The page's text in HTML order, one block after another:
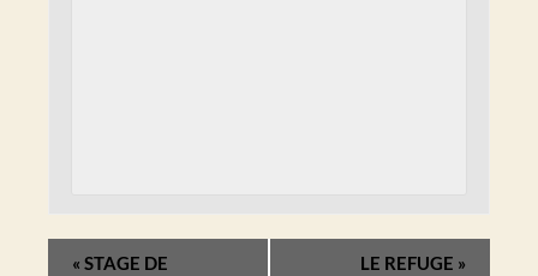
« STAGE DE
LE REFUGE »